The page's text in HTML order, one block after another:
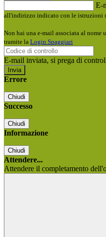
E-
all'indirizzo indicato con le istruzioni
Non hai una e-mail associata al nome
tramite la Login Spaggiari
E-mail inviata, si prega di
Errore
Chiudi
Successo
Chiudi
Informazione
Chiudi
Attendere...
Attendere il completamento